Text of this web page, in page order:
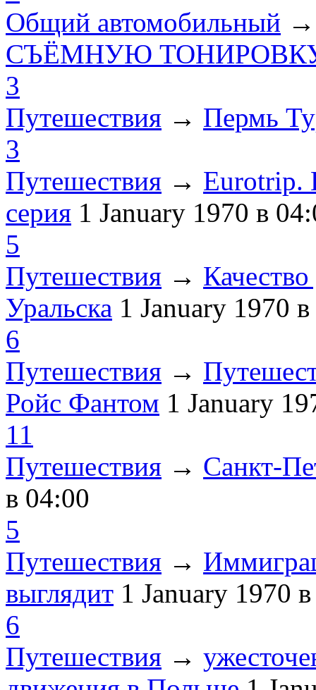
Общий автомобильный
СЪЁМНУЮ
3
Путешествия → Пермь
3
Путешествия → Eurotrip.
серия 1 January 1970 в
5
Путешествия →
Уральска 1 January 1970
6
Путешествия →
Ройс Фантом 1 January
11
Путешествия → Санкт-
в 04:00
5
Путешествия →
выглядит 1 January 1970
6
Путешествия →